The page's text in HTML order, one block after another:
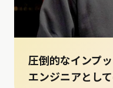
圧倒的なインプ
エンジニアとし